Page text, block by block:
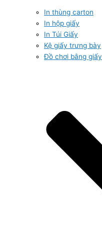
In thùng carton
In hộp giấy
In Túi Giấy
Kệ giấy trưng bày
Đồ chơi bằng giấy